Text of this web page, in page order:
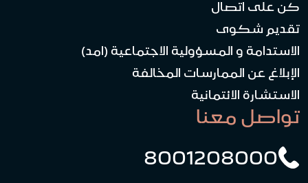
كن على اتصال
تقديم شكوى
الاستدامة و المسؤولية الاجتماعية (امد)
الإبلاغ عن الممارسات المخالفة
الاستشارة الائتمانية
تواصل معنا
8001208000